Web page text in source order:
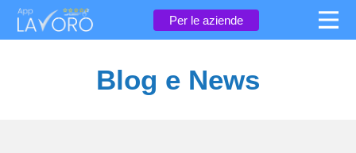
Per le aziende ×
Blog e News